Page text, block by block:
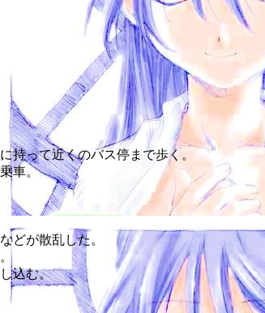
持って近くのバス停まで歩く。
車。
どが散乱した。
込む。